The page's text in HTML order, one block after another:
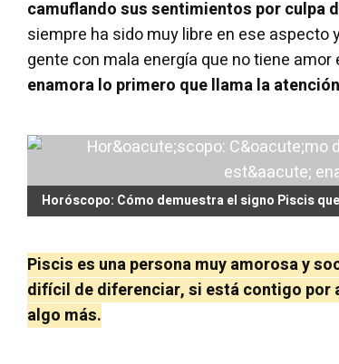
camuflando sus sentimientos por culpa
siempre ha sido muy libre en ese aspecto
gente con mala energía que no tiene amor
enamora lo primero que llama la
Horóscopo: Cómo demuestra el signo Piscis
Piscis es una persona muy amorosa y
difícil de diferenciar, si está contigo por
algo más.